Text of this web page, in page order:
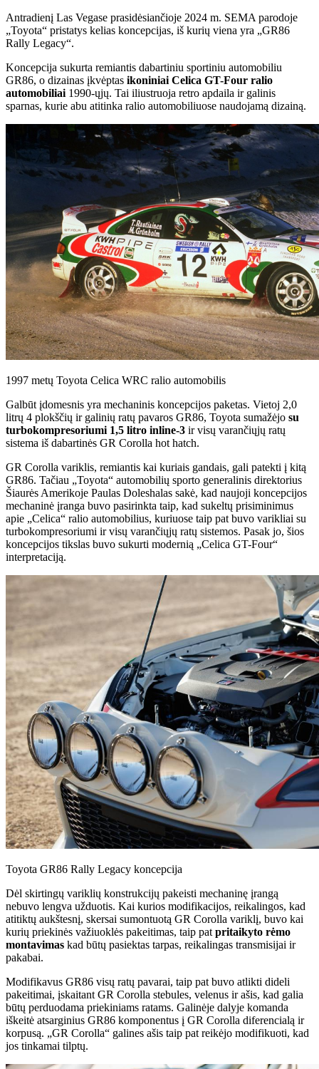
Antradienį Las Vegase prasidėsiančioje 2024 m. SEMA parodoje
„Toyota“ pristatys kelias koncepcijas, iš kurių viena yra „GR86
Rally Legacy“.
Koncepcija sukurta remiantis dabartiniu sportiniu automobiliu
GR86, o dizainas įkvėptas ikoniniai Celica GT-Four ralio
automobiliai 1990-ųjų. Tai iliustruoja retro apdaila ir galinis
sparnas, kurie abu atitinka ralio automobiliuose naudojamą dizainą.
1997 metų Toyota Celica WRC ralio automobilis
Galbūt įdomesnis yra mechaninis koncepcijos paketas. Vietoj 2,0
litrų 4 plokščių ir galinių ratų pavaros GR86, Toyota sumažėjo su
turbokompresoriumi 1,5 litro inline-3 ir visų varančiųjų ratų
sistema iš dabartinės GR Corolla hot hatch.
GR Corolla variklis, remiantis kai kuriais gandais, gali patekti į kitą
GR86. Tačiau „Toyota“ automobilių sporto generalinis direktorius
Šiaurės Amerikoje Paulas Doleshalas sakė, kad naujoji koncepcijos
mechaninė įranga buvo pasirinkta taip, kad sukeltų prisiminimus
apie „Celica“ ralio automobilius, kuriuose taip pat buvo varikliai su
turbokompresoriumi ir visų varančiųjų ratų sistemos. Pasak jo, šios
koncepcijos tikslas buvo sukurti modernią „Celica GT-Four“
interpretaciją.
Toyota GR86 Rally Legacy koncepcija
Dėl skirtingų variklių konstrukcijų pakeisti mechaninę įrangą
nebuvo lengva užduotis. Kai kurios modifikacijos, reikalingos, kad
atitiktų aukštesnį, skersai sumontuotą GR Corolla variklį, buvo kai
kurių priekinės važiuoklės pakeitimas, taip pat pritaikyto rėmo
montavimas kad būtų pasiektas tarpas, reikalingas transmisijai ir
pakabai.
Modifikavus GR86 visų ratų pavarai, taip pat buvo atlikti dideli
pakeitimai, įskaitant GR Corolla stebules, velenus ir ašis, kad galia
būtų perduodama priekiniams ratams. Galinėje dalyje komanda
iškeitė atsarginius GR86 komponentus į GR Corolla diferencialą ir
korpusą. „GR Corolla“ galines ašis taip pat reikėjo modifikuoti, kad
jos tinkamai tilptų.